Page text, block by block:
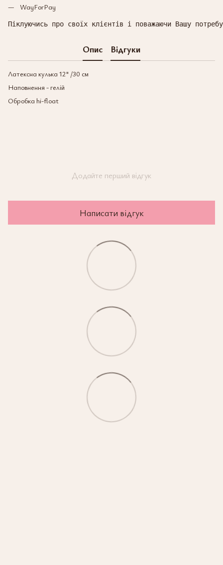
WayForPay
Піклуючись про своїх клієнтів і поважаючи Вашу
Опис Відгуки
Латексна кулька 12" /30 см
Наповнення - гелій
Обробка hi-float
Додайте перший відгук
Написати відгук